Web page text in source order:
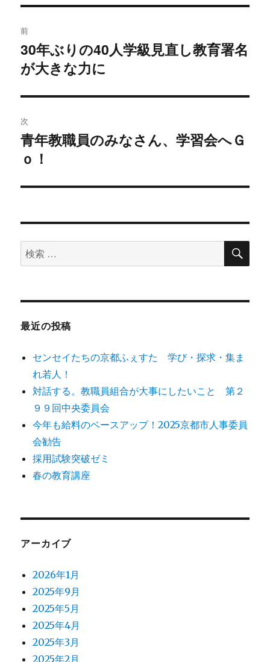
稿
ナ
ビ
ゲ
ー
ン
前
過
去
投
稿:
30年ぶりの40人学級見直し教育署名
が大きな力に
次
次
の
稿:
青年教職員のみなさん、学習会へＧ
ｏ！
検
索
象:
検
最近の投稿
センセイたちの京都ふぇすた 学び・探求・集ま
れ若人！
対話する。教職員組合が大事にしたいこと 第２
９９回中央委員会
今年も給料のベースアップ！2025京都市人事委員
会勧告
採用試験突破ゼミ
春の教育講座
アーカイブ
2026年1月
2025年9月
2025年5月
2025年4月
2025年3月
2025年2月